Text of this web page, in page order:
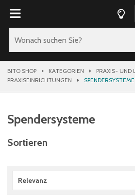
BITO SHOP KATEGORIEN
PRAXIS- UND
PRAXISEINRICHTUNGEN
SPENDERSYSTEME
Spendersysteme
Sortieren
Relevanz